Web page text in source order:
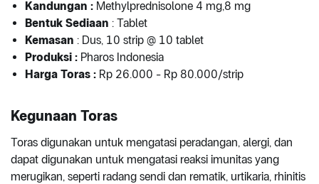
Kandungan : Methylprednisolone 4 mg,8 mg
Bentuk Sediaan : Tablet
Kemasan : Dus, 10 strip @ 10 tablet
Produksi : Pharos Indonesia
Harga Toras : Rp 26.000 - Rp 80.000/strip
Kegunaan Toras
Toras digunakan untuk mengatasi peradangan, alergi, dan
dapat digunakan untuk mengatasi reaksi imunitas yang
merugikan, seperti radang sendi dan rematik, urtikaria, rhinitis